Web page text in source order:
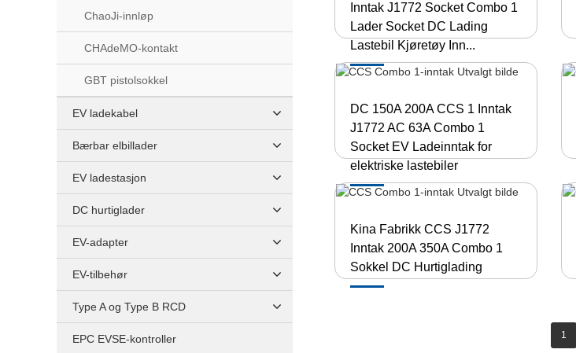
ChaoJi-innløp
CHAdeMO-kontakt
GBT pistolsokkel
EV ladekabel
Bærbar elbillader
EV ladestasjon
DC hurtiglader
EV-adapter
EV-tilbehør
Type A og Type B RCD
EPC EVSE-kontroller
Inntak J1772 Socket Combo 1
Lader Socket DC Lading
Lastebil Kjøretøy Inn...
DC 150A 200A CCS 1 Inntak
J1772 AC 63A Combo 1
Socket EV Ladeinntak for
elektriske lastebiler
Kina Fabrikk CCS J1772
Inntak 200A 350A Combo 1
Sokkel DC Hurtiglading
1